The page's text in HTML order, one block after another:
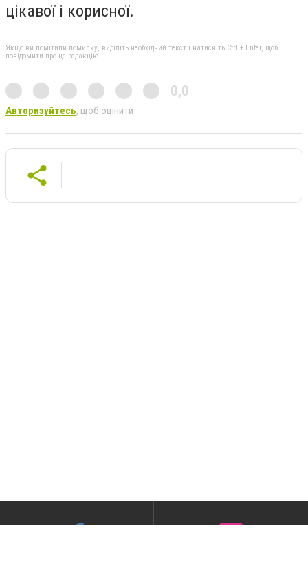
цікавої і корисної.
Якщо ви помітили помилку, виділіть необхідний текст і натисніть Ctrl + Enter, щоб
повідомити про це редакцію
0,0
Авторизуйтесь, щоб оцінити